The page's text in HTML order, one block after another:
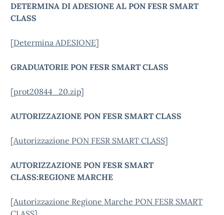
DETERMINA DI ADESIONE AL PON FESR SMART
CLASS
[Determina ADESIONE]
GRADUATORIE PON FESR SMART CLASS
[prot20844_20.zip]
AUTORIZZAZIONE PON FESR SMART CLASS
[Autorizzazione PON FESR SMART CLASS]
AUTORIZZAZIONE PON FESR SMART
CLASS:REGIONE MARCHE
[Autorizzazione Regione Marche PON FESR SMART